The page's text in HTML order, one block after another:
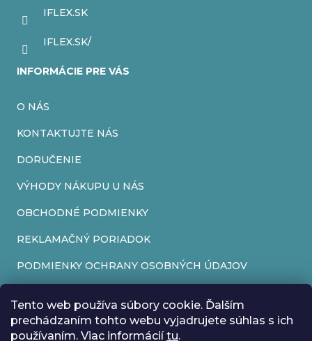
Tento web používa súbory cookie. Ďalším
prechádzaním tohto webu vyjadrujete súhlas s ich
používaním. Viac informáciítu.
IFLEX.SK
IFLEX.SK/
INFORMÁCIE PRE VÁS
O NÁS
KONTAKTUJTE NÁS
DORUČENIE
VÝHODY NÁKUPU U NÁS
OBCHODNÉ PODMIENKY
REKLAMAČNÝ PORIADOK
PODMIENKY OCHRANY OSOBNÝCH ÚDAJOV
REKLAMAČNÝ FORMULÁR